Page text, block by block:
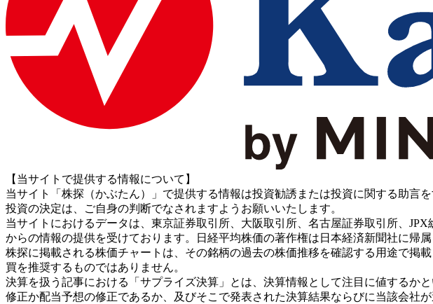
【当サイトで提供する情報について】
当サイト「株探（かぶたん）」で提供する情報は投資勧誘または投資に関する助言
投資の決定は、ご自身の判断でなされますようお願いいたします。
当サイトにおけるデータは、東京証券取引所、大阪取引所、名古屋証券取引所、JPX
からの情報の提供を受けております。日経平均株価の著作権は日本経済新聞社に帰属
株探に掲載される株価チャートは、その銘柄の過去の株価推移を確認する用途で掲
買を推奨するものではありません。
決算を扱う記事における「サプライズ決算」とは、決算情報として注目に値するか
修正か配当予想の修正であるか、及びそこで発表された決算結果ならびに当該会社